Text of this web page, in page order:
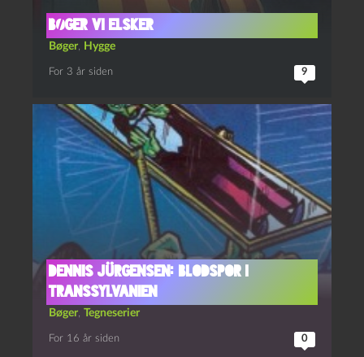
Bøger vi elsker
Bøger, Hygge
For 3 år siden 9
Dennis Jürgensen: Blodspor i
Transsylvanien
Bøger, Tegneserier
For 16 år siden 0